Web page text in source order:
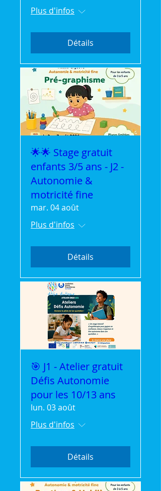
Plus d'infos
Détails
🌟🌟 Stage gratuit
enfants 3/5 ans - J2 -
Autonomie &
motricité fine
mar. 04 août
Plus d'infos
Détails
🎯 J1 - Atelier gratuit
Défis Autonomie
pour les 10/13 ans
lun. 03 août
Plus d'infos
Détails